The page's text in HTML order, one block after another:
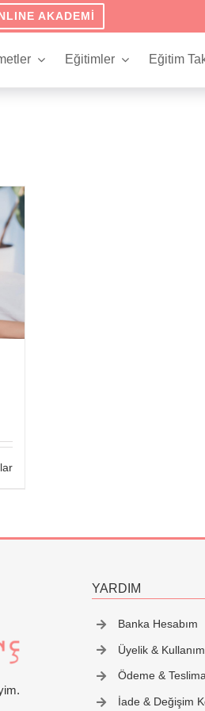
AKADEMI
Eğitimler Eğitim
YARDIM
Banka Hesabım
Üyelik &
Ödeme &
İade & Değişim